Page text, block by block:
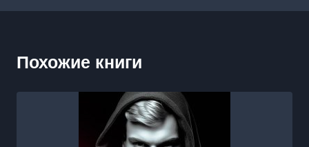
Похожие книги